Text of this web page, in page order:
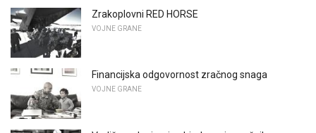
Zrakoplovni RED HORSE
VOJNE GRANE
Financijska odgovornost zračnog snaga
VOJNE GRANE